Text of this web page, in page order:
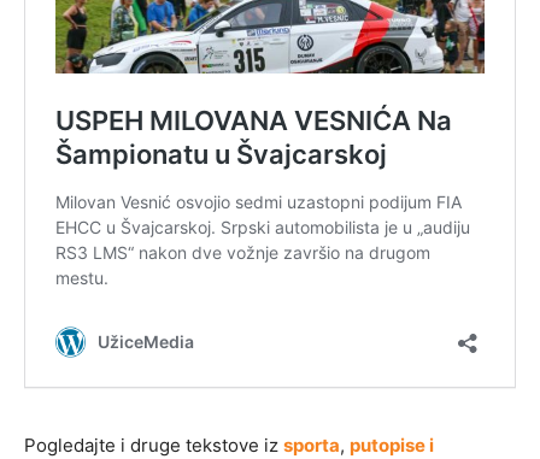
Pogledajte i druge tekstove iz sporta, putopise i